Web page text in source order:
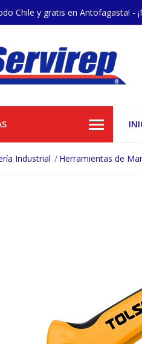
Chile y gratis en Antofagasta! -
Industrial Herramientas de